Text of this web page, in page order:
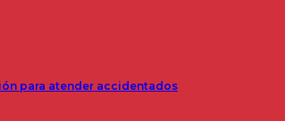
para atender accidentados